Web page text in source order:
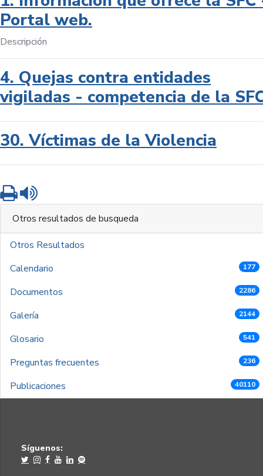
Portal web.
Descripción
4. Quejas contra entidades
vigiladas - competencia de la
30. Víctimas de la Violencia
Imprimir
Otros resultados de busqueda
Otros Resultados
Calendario
177
Documentos 2286
Galería 2144
Glosario 541
Preguntas frecuentes 236
Publicaciones 40110
Síguenos: